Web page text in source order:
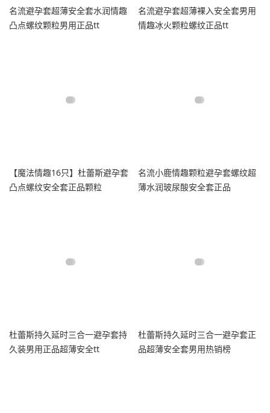
名流避孕套超薄安全套水润情趣
凸点螺纹颗粒男用正品tt
名流避孕套超薄裸入安全套男用
情趣冰火颗粒螺纹正品tt
【魔法情趣16只】杜蕾斯避孕套
凸点螺纹安全套正品颗粒
名流小鹿情趣颗粒避孕套螺纹超
薄水润玻尿酸安全套正品
杜蕾斯持久延时三合一避孕套持
久装男用正品超薄安全tt
杜蕾斯持久延时三合一避孕套正
品超薄安全套男用热销榜